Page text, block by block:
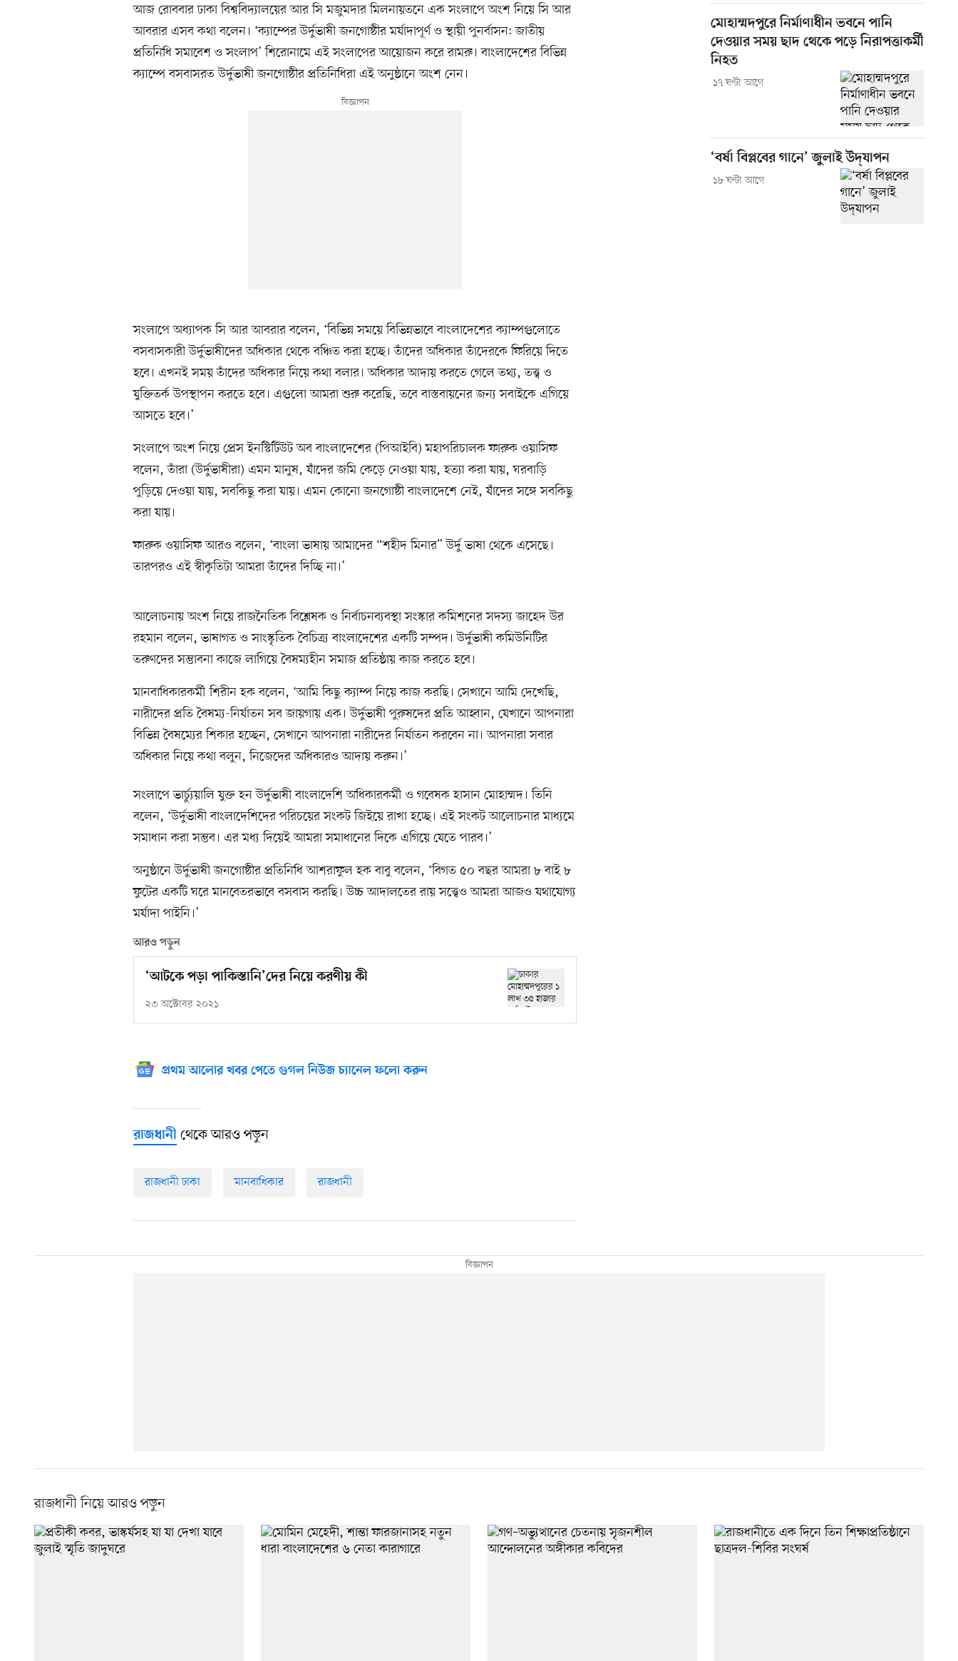
আজ রোববার ঢাকা বিশ্ববিদ্যালয়ের আর সি মজুমদার মিলনায়তনে এক সংলাপে অংশ নিয়ে সি আর
আবরার এসব কথা বলেন। ‘ক্যাম্পের উর্দুভাষী জনগোষ্ঠীর মর্যাদাপূর্ণ ও স্থায়ী পুনর্বাসন: জাতীয়
প্রতিনিধি সমাবেশ ও সংলাপ’ শিরোনামে এই সংলাপের আয়োজন করে রামরু। বাংলাদেশের বিভিন্ন
ক্যাম্পে বসবাসরত উর্দুভাষী জনগোষ্ঠীর প্রতিনিধিরা এই অনুষ্ঠানে অংশ নেন।
সংলাপে অধ্যাপক সি আর আবরার বলেন, ‘বিভিন্ন সময়ে বিভিন্নভাবে বাংলাদেশের ক্যাম্পগুলোতে
বসবাসকারী উর্দুভাষীদের অধিকার থেকে বঞ্চিত করা হচ্ছে। তাঁদের অধিকার তাঁদেরকে ফিরিয়ে দিতে
হবে। এখনই সময় তাঁদের অধিকার নিয়ে কথা বলার। অধিকার আদায় করতে গেলে তথ্য, তত্ত্ব ও
যুক্তিতর্ক উপস্থাপন করতে হবে। এগুলো আমরা শুরু করেছি, তবে বাস্তবায়নের জন্য সবাইকে এগিয়ে
আসতে হবে।’
সংলাপে অংশ নিয়ে প্রেস ইনস্টিটিউট অব বাংলাদেশের (পিআইবি) মহাপরিচালক ফারুক ওয়াসিফ
বলেন, তাঁরা (উর্দুভাষীরা) এমন মানুষ, যাঁদের জমি কেড়ে নেওয়া যায়, হত্যা করা যায়, ঘরবাড়ি
পুড়িয়ে দেওয়া যায়, সবকিছু করা যায়। এমন কোনো জনগোষ্ঠী বাংলাদেশে নেই, যাঁদের সঙ্গে সবকিছু
করা যায়।
ফারুক ওয়াসিফ আরও বলেন, ‘বাংলা ভাষায় আমাদের “শহীদ মিনার” উর্দু ভাষা থেকে এসেছে।
তারপরও এই স্বীকৃতিটা আমরা তাঁদের দিচ্ছি না।’
আলোচনায় অংশ নিয়ে রাজনৈতিক বিশ্লেষক ও নির্বাচনব্যবস্থা সংস্কার কমিশনের সদস্য জাহেদ উর
রহমান বলেন, ভাষাগত ও সাংস্কৃতিক বৈচিত্র্য বাংলাদেশের একটি সম্পদ। উর্দুভাষী কমিউনিটির
তরুণদের সম্ভাবনা কাজে লাগিয়ে বৈষম্যহীন সমাজ প্রতিষ্ঠায় কাজ করতে হবে।
মানবাধিকারকর্মী শিরীন হক বলেন, ‘আমি কিছু ক্যাম্প নিয়ে কাজ করছি। সেখানে আমি দেখেছি,
নারীদের প্রতি বৈষম্য-নির্যাতন সব জায়গায় এক। উর্দুভাষী পুরুষদের প্রতি আহ্বান, যেখানে আপনারা
বিভিন্ন বৈষম্যের শিকার হচ্ছেন, সেখানে আপনারা নারীদের নির্যাতন করবেন না। আপনারা সবার
অধিকার নিয়ে কথা বলুন, নিজেদের অধিকারও আদায় করুন।’
সংলাপে ভার্চ্যুয়ালি যুক্ত হন উর্দুভাষী বাংলাদেশি অধিকারকর্মী ও গবেষক হাসান মোহাম্মদ। তিনি
বলেন, ‘উর্দুভাষী বাংলাদেশিদের পরিচয়ের সংকট জিইয়ে রাখা হচ্ছে। এই সংকট আলোচনার মাধ্যমে
সমাধান করা সম্ভব। এর মধ্য দিয়েই আমরা সমাধানের দিকে এগিয়ে যেতে পারব।’
অনুষ্ঠানে উর্দুভাষী জনগোষ্ঠীর প্রতিনিধি আশরাফুল হক বাবু বলেন, ‘বিগত ৫০ বছর আমরা ৮ বাই ৮
ফুটের একটি ঘরে মানবেতরভাবে বসবাস করছি। উচ্চ আদালতের রায় সত্ত্বেও আমরা আজও যথাযোগ্য
মর্যাদা পাইনি।’
আরও পড়ুন
‘আটকে পড়া পাকিস্তানি’দের নিয়ে করণীয় কী
২৩ অক্টোবর ২০২১
প্রথম আলোর খবর পেতে গুগল নিউজ চ্যানেল ফলো করুন
রাজধানী থেকে আরও পড়ুন
রাজধানী ঢাকা মানবাধিকার রাজধানী
মোহাম্মদপুরে নির্মাণাধীন ভবনে পানি
দেওয়ার সময় ছাদ থেকে পড়ে নিরাপত্তাকর্মী
নিহত
১৭ ঘণ্টা আগে
‘বর্ষা বিপ্লবের গানে’ জুলাই উদ্‌যাপন
১৮ ঘণ্টা আগে
রাজধানী নিয়ে আরও পড়ুন